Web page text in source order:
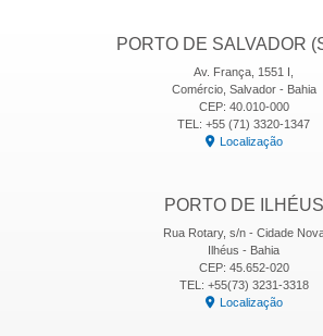
PORTO DE SALVADOR
Av. França, 1551 I,
Comércio, Salvador - Bahia
CEP: 40.010-000
TEL: +55 (71) 3320-1347
Localização
PORTO DE ILHÉUS
Rua Rotary, s/n - Cidade
Ilhéus - Bahia
CEP: 45.652-020
TEL: +55(73) 3231-3318
Localização